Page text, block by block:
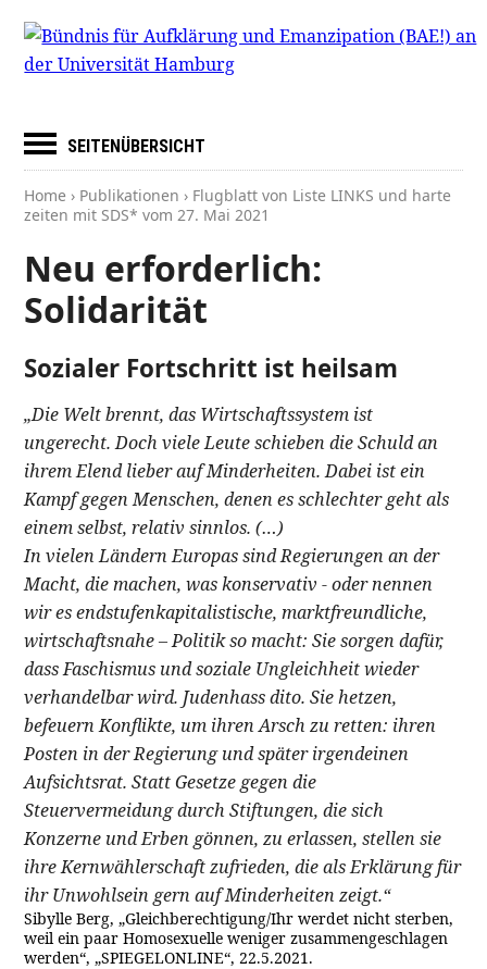
SEITENÜBERSICHT
Home › Publikationen › Flugblatt von Liste LINKS und harte
zeiten mit SDS* vom27. Mai 2021
Neu erforderlich:
Solidarität
Sozialer Fortschritt ist heilsam
„Die Welt brennt, das Wirtschaftssystem ist
ungerecht. Doch viele Leute schieben die Schuld an
ihrem Elend lieber auf Minderheiten. Dabei ist ein
Kampf gegen Menschen, denen es schlechter geht als
einem selbst, relativ sinnlos. (…)
In vielen Ländern Europas sind Regierungen an der
Macht, die machen, was konservativ - oder nennen
wir es endstufenkapitalistische, marktfreundliche,
wirtschaftsnahe – Politik so macht: Sie sorgen dafür,
dass Faschismus und soziale Ungleichheit wieder
verhandelbar wird. Judenhass dito. Sie hetzen,
befeuern Konflikte, um ihren Arsch zu retten: ihren
Posten in der Regierung und später irgendeinen
Aufsichtsrat. Statt Gesetze gegen die
Steuervermeidung durch Stiftungen, die sich
Konzerne und Erben gönnen, zu erlassen, stellen sie
ihre Kernwählerschaft zufrieden, die als Erklärung für
ihr Unwohlsein gern auf Minderheiten zeigt.“
Sibylle Berg, „Gleichberechtigung/Ihr werdet nicht sterben,
weil ein paar Homosexuelle weniger zusammengeschlagen
werden“, „SPIEGELONLINE“, 22.5.2021.